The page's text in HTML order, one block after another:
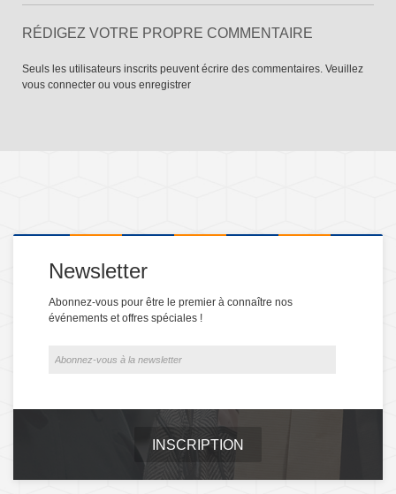
RÉDIGEZ VOTRE PROPRE COMMENTAIRE
Seuls les utilisateurs inscrits peuvent écrire des commentaires. Veuillez
vous connecter ou vous enregistrer
Newsletter
Abonnez-vous pour être le premier à connaître nos
événements et offres spéciales !
INSCRIPTION